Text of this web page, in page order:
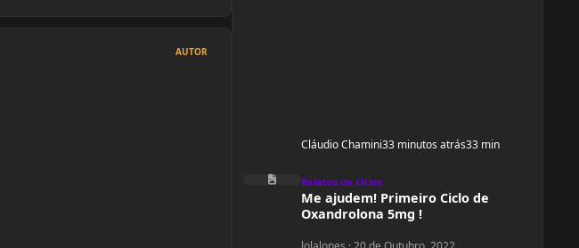
AUTOR
Cláudio Chamini33 minutos atrás33 min
Me ajudem! Primeiro Ciclo de Oxandrolona 5mg !
Relatos de ciclos
Me ajudem! Primeiro Ciclo de
Oxandrolona 5mg !